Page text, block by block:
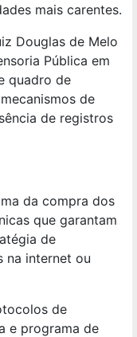
mais carentes.
Douglas de Melo
Pública em
quadro de
de
de registros
da compra dos
que garantam
de
na internet ou
de
e programa de